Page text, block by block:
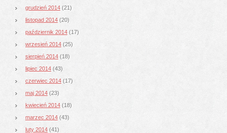
grudzień 2014 (21)
listopad 2014 (20)
październik 2014 (17)
wrzesień 2014 (25)
sierpień 2014 (18)
lipiec 2014 (43)
czerwiec 2014 (17)
maj 2014 (23)
kwiecień 2014 (18)
marzec 2014 (43)
luty 2014 (41)